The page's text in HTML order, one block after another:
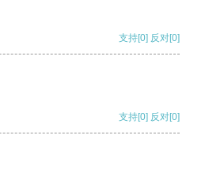
支持[0] 反对[0]
支持[0] 反对[0]